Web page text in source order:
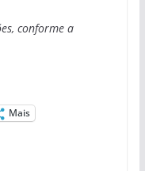
conforme a
Mais